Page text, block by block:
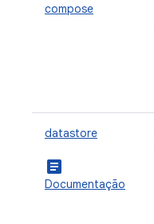
compose
datastore
article
Documentação